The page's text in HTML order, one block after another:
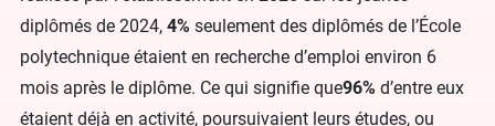
diplômés de 2024, 4% seulement des diplômés de l’École
polytechnique étaient en recherche d’emploi environ 6
mois après le diplôme. Ce qui signifie que96% d’entre eux
étaient déjà en activité, poursuivaient leurs études, ou